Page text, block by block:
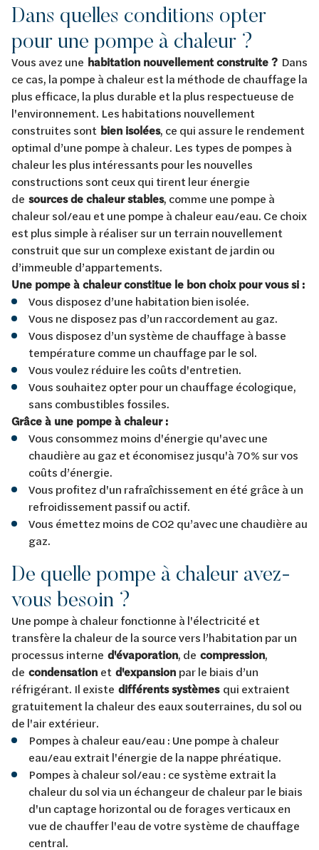
Dans quelles conditions opter
pour une pompe à chaleur ?
Vous avez une habitation nouvellement construite ? Dans
ce cas, la pompe à chaleur est la méthode de chauffage la
plus efficace, la plus durable et la plus respectueuse de
l'environnement. Les habitations nouvellement
construites sont bien isolées, ce qui assure le rendement
optimal d’une pompe à chaleur. Les types de pompes à
chaleur les plus intéressants pour les nouvelles
constructions sont ceux qui tirent leur énergie
de sources de chaleur stables, comme une pompe à
chaleur sol/eau et une pompe à chaleur eau/eau. Ce choix
est plus simple à réaliser sur un terrain nouvellement
construit que sur un complexe existant de jardin ou
d’immeuble d’appartements.
Une pompe à chaleur constitue le bon choix pour vous si :
Vous disposez d’une habitation bien isolée.
Vous ne disposez pas d’un raccordement au gaz.
Vous disposez d’un système de chauffage à basse
température comme un chauffage par le sol.
Vous voulez réduire les coûts d'entretien.
Vous souhaitez opter pour un chauffage écologique,
sans combustibles fossiles.
Grâce à une pompe à chaleur :
Vous consommez moins d'énergie qu'avec une
chaudière au gaz et économisez jusqu'à 70% sur vos
coûts d’énergie.
Vous profitez d'un rafraîchissement en été grâce à un
refroidissement passif ou actif.
Vous émettez moins de CO2 qu’avec une chaudière au
gaz.
De quelle pompe à chaleur avez-
vous besoin ?
Une pompe à chaleur fonctionne à l'électricité et
transfère la chaleur de la source vers l’habitation par un
processus interne d'évaporation, de compression,
de condensation et d'expansion par le biais d’un
réfrigérant. Il existe différents systèmesqui extraient
gratuitement la chaleur des eaux souterraines, du sol ou
de l'air extérieur.
Pompes à chaleur eau/eau : Une pompe à chaleur
eau/eau extrait l'énergie de la nappe phréatique.
Pompes à chaleur sol/eau : ce système extrait la
chaleur du sol via un échangeur de chaleur par le biais
d'un captage horizontal ou de forages verticaux en
vue de chauffer l'eau de votre système de chauffage
central.